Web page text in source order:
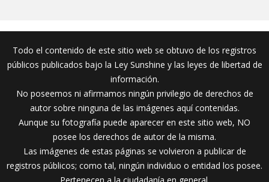
Todo el contenido de este sitio web se obtuvo de los registros
públicos publicados bajo la Ley Sunshine y las leyes de libertad de
información.
No poseemos ni afirmamos ningún privilegio de derechos de
autor sobre ninguna de las imágenes aquí contenidas.
Aunque su fotografía puede aparecer en este sitio web, NO
posee los derechos de autor de la misma.
Las imágenes de estas páginas se volvieron a publicar de
registros públicos; como tal, ningún individuo o entidad los posee.
Pertenecen a la ciudadanía en general.